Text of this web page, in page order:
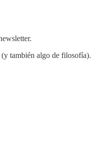
también algo de filosofía).